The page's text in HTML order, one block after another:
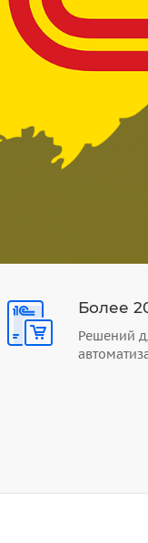
Более
Решений